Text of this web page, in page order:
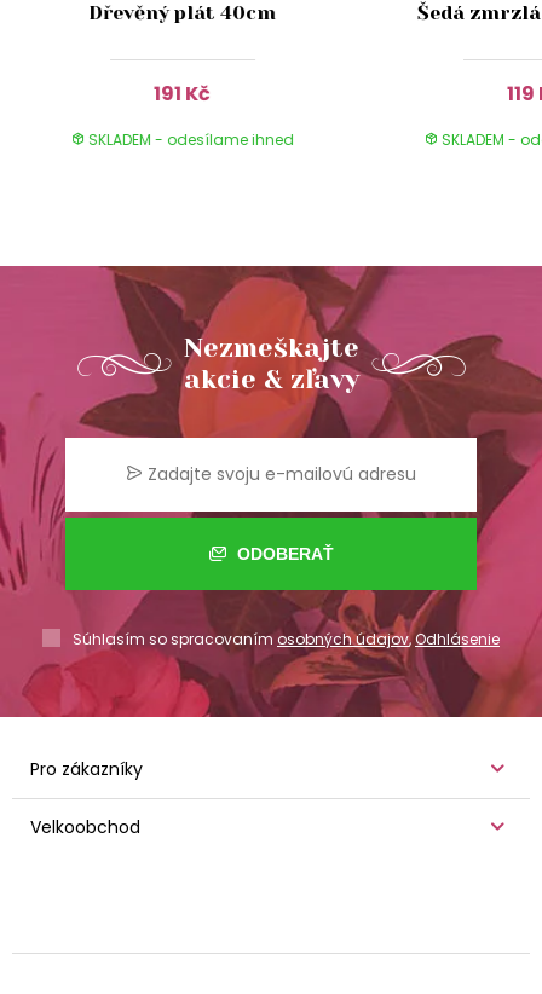
Dřevěný plát 40cm
191 Kč
SKLADEM - odesílame ihned
Šedá
SKLADEM -
Nezmeškajte
akcie & zľavy
ODOBERAŤ
Súhlasím so spracovaním osobných údajov,Odhlásenie
Pro zákazníky
Velkoobchod